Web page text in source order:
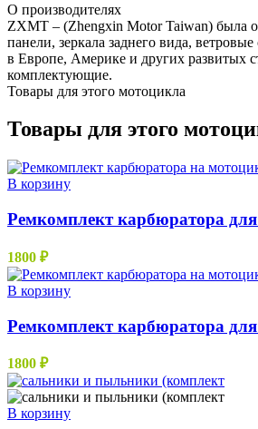
О производителях
ZXMT – (Zhengxin Motor Taiwan) была
панели, зеркала заднего вида,
в Европе, Америке и других развитых
комплектующие.
Товары для этого мотоцикла
Товары для этого
В корзину
Ремкомплект карбюратора
1800 ₽
В корзину
Ремкомплект карбюратора
1800 ₽
В корзину